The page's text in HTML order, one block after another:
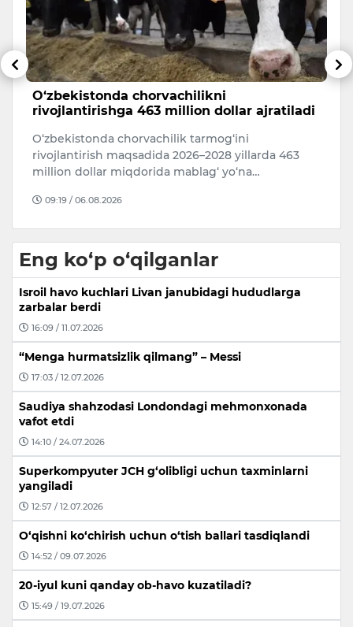
O‘zbekistonda chorvachilikni
rivojlantirishga 463 million dollar ajratiladi
O‘zbekistonda chorvachilik tarmog‘ini
rivojlantirish maqsadida 2026–2028 yillarda 463
million dollar miqdorida mablag‘ yo‘na…
09:19 / 06.08.2026
Eng ko‘p o‘qilganlar
Isroil havo kuchlari Livan janubidagi hududlarga
zarbalar berdi
16:09 / 11.07.2026
“Menga hurmatsizlik qilmang” – Messi
17:03 / 12.07.2026
Saudiya shahzodasi Londondagi mehmonxonada
vafot etdi
14:10 / 24.07.2026
Superkompyuter JCH g‘olibligi uchun taxminlarni
yangiladi
12:57 / 12.07.2026
O‘qishni ko‘chirish uchun o‘tish ballari tasdiqlandi
14:52 / 09.07.2026
20-iyul kuni qanday ob-havo kuzatiladi?
15:49 / 19.07.2026